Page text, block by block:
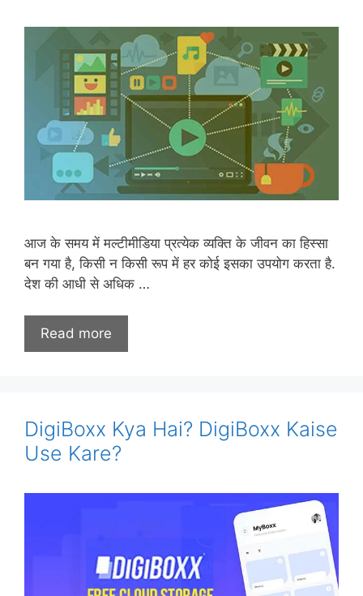
आज के समय में मल्टीमीडिया प्रत्येक व्यक्ति के जीवन का हिस्सा
बन गया है, किसी न किसी रूप में हर कोई इसका उपयोग करता है.
देश की आधी से अधिक …
Read more
DigiBoxx Kya Hai? DigiBoxx Kaise
Use Kare?